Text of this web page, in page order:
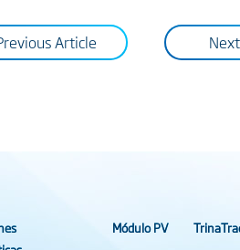
Article
Módulo PV